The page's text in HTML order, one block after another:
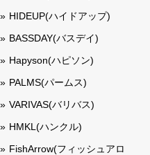
HIDEUP(ハイドアップ)
BASSDAY(バスデイ)
Hapyson(ハピソン)
PALMS(パームス)
VARIVAS(バリバス)
HMKL(ハンクル)
FishArrow(フィッシュアロ